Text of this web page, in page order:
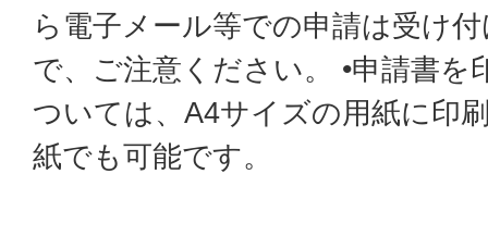
ら電子メール等での申請は受け
で、ご注意ください。 •申請書を
ついては、A4サイズの用紙に印
紙でも可能です。